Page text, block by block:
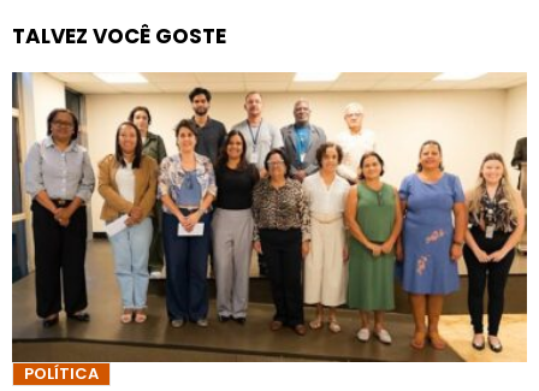
TALVEZ VOCÊ GOSTE
POLÍTICA